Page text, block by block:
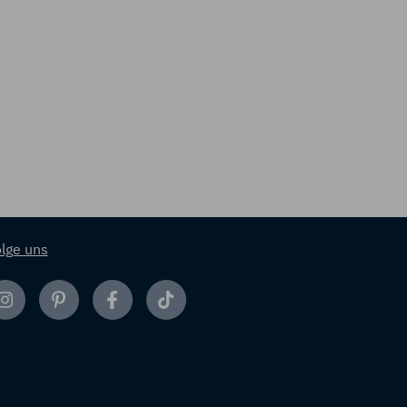
uns